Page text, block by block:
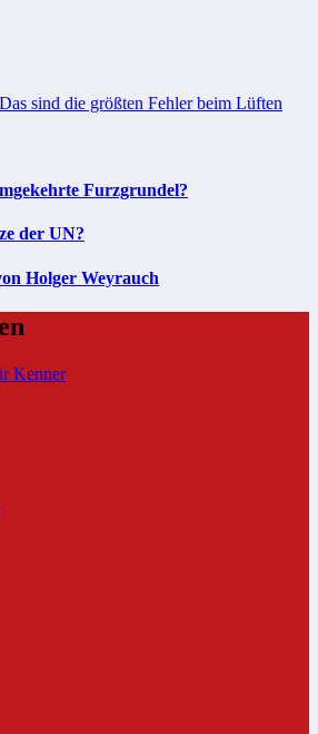
sind die größten Fehler beim Lüften
Furzgrundel?
der UN?
Holger Weyrauch
Kenner